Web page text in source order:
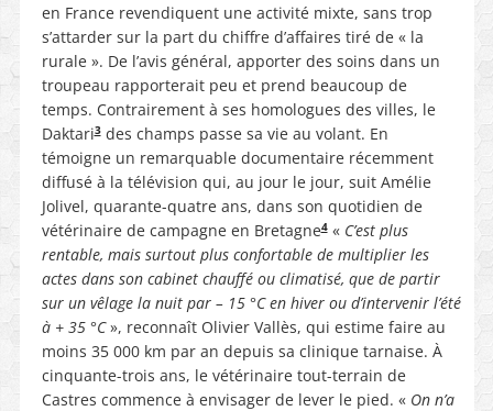
en France revendiquent une activité mixte, sans trop
s’attarder sur la part du chiffre d’affaires tiré de « la
rurale ». De l’avis général, apporter des soins dans un
troupeau rapporterait peu et prend beaucoup de
temps. Contrairement à ses homologues des villes, le
Daktari3des champs passe sa vie au volant. En
témoigne un remarquable documentaire récemment
diffusé à la télévision qui, au jour le jour, suit Amélie
Jolivel, quarante-quatre ans, dans son quotidien de
vétérinaire de campagne en Bretagne4« C’est plus
rentable, mais surtout plus confortable de multiplier les
actes dans son cabinet chauffé ou climatisé, que de partir
sur un vêlage la nuit par – 15 °C en hiver ou d’intervenir l’été
à + 35 °C», reconnaît Olivier Vallès, qui estime faire au
moins 35 000 km par an depuis sa clinique tarnaise. À
cinquante-trois ans, le vétérinaire tout-terrain de
Castres commence à envisager de lever le pied. « On n’a